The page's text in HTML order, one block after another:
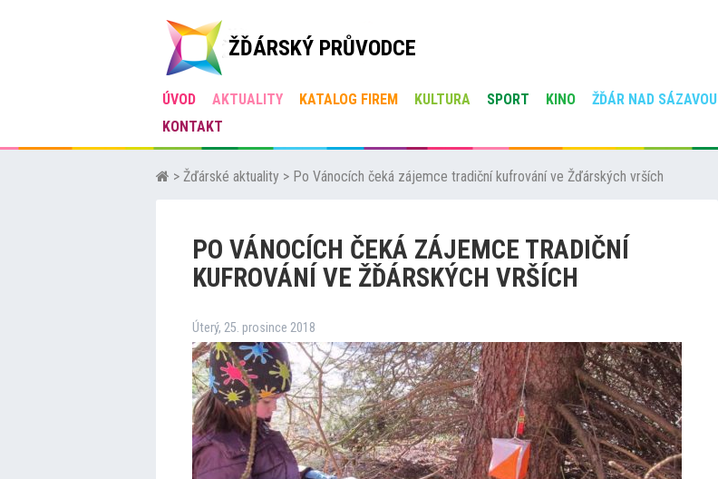
ŽĎÁRSKÝ PRŮVODCE
ÚVOD AKTUALITY KATALOG FIREM KULTURA SPORT KINO ŽĎÁR NAD SÁZAVOU
KONTAKT
> Žďárské aktuality > Po Vánocích čeká zájemce tradiční kufrování ve Žďárských vrších
PO VÁNOCÍCH ČEKÁ ZÁJEMCE TRADIČNÍ
KUFROVÁNÍ VE ŽĎÁRSKÝCH VRŠÍCH
Úterý, 25. prosince 2018